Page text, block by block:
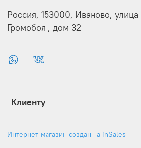
Клиенту
Россия, 153000, Иваново,
Громобоя , дом 32
Интернет-магазин создан на inSales